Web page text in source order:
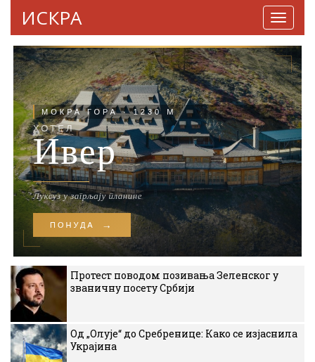
ИСКРА
Протест поводом позивања Зеленског у
званичну посету Србији
Од „Олује“ до Сребренице: Како се изјаснила
Украјина